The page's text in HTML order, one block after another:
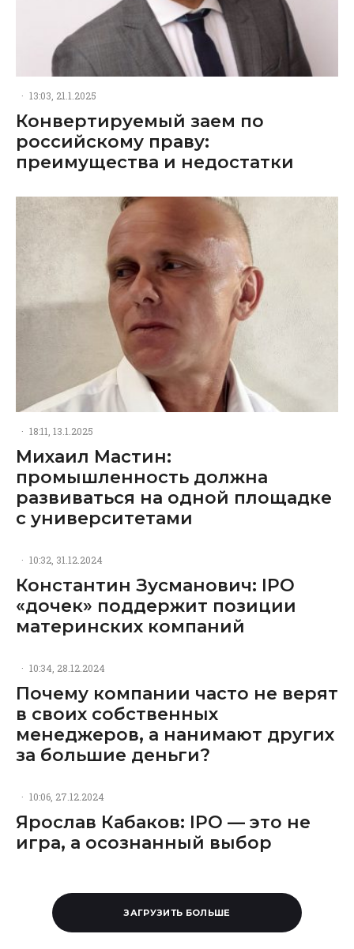
· 13:03, 21.1.2025
Конвертируемый заем по
российскому праву:
преимущества и недостатки
· 18:11, 13.1.2025
Михаил Мастин:
промышленность должна
развиваться на одной площадке
с университетами
· 10:32, 31.12.2024
Константин Зусманович: IPO
«дочек» поддержит позиции
материнских компаний
· 10:34, 28.12.2024
Почему компании часто не верят
в своих собственных
менеджеров, а нанимают других
за большие деньги?
· 10:06, 27.12.2024
Ярослав Кабаков: IPO — это не
игра, а осознанный выбор
ЗАГРУЗИТЬ БОЛЬШЕ